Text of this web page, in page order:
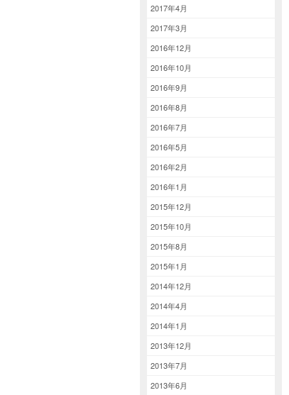
2017年4月
2017年3月
2016年12月
2016年10月
2016年9月
2016年8月
2016年7月
2016年5月
2016年2月
2016年1月
2015年12月
2015年10月
2015年8月
2015年1月
2014年12月
2014年4月
2014年1月
2013年12月
2013年7月
2013年6月